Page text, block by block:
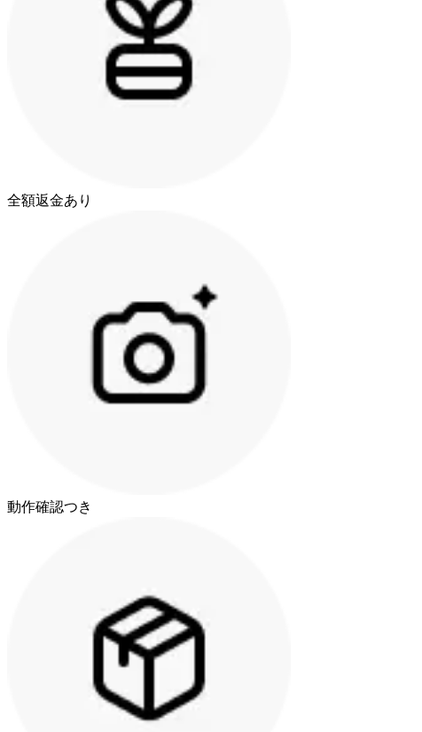
全額返金あり
動作確認つき